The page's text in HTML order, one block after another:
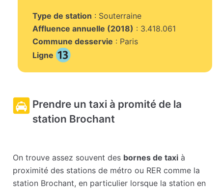
Type de station : Souterraine
Affluence annuelle (2018) : 3.418.061
Commune desservie : Paris
Ligne
Prendre un taxi à promité de la
station Brochant
On trouve assez souvent des bornes de taxi à
proximité des stations de métro ou RER comme la
station Brochant, en particulier lorsque la station en